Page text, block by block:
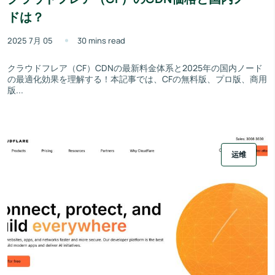
ドは？
2025 7月 05 30 mins read
クラウドフレア（CF）CDNの最新料金体系と2025年の国内ノード
の最適化効果を理解する！本記事では、CFの無料版、プロ版、商用
版...
运维